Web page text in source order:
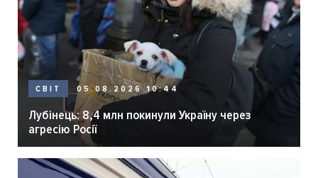
СВІТ 05.08.2026 10:44
Лубінець: 8,4 млн покинули Україну через
агресію Росії